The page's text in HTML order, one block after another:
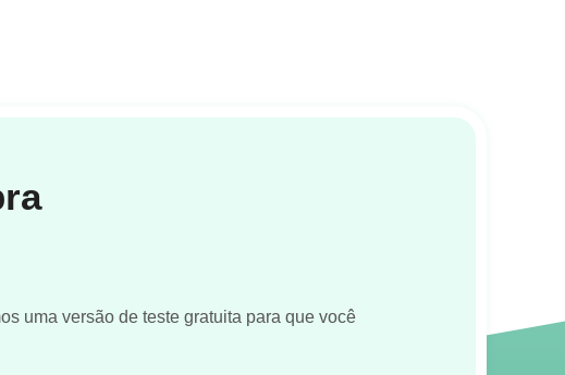
uma versão de teste gratuita para que você